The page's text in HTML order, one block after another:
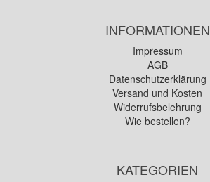
INFORMATIONEN
Impressum
AGB
Datenschutzerklärung
Versand und Kosten
Widerrufsbelehrung
Wie bestellen?
KATEGORIEN